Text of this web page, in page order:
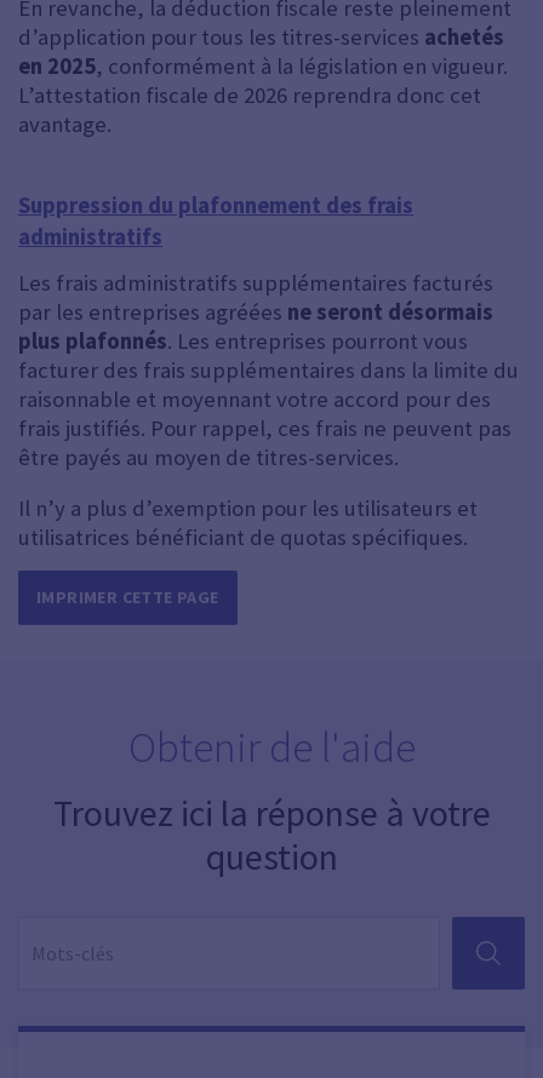
En revanche, la déduction fiscale reste pleinement
d’application pour tous les titres-services achetés
en 2025, conformément à la législation en vigueur.
L’attestation fiscale de 2026 reprendra donc cet
avantage.
Suppression du plafonnement des frais
administratifs
Les frais administratifs supplémentaires facturés
par les entreprises agréées ne seront désormais
plus plafonnés. Les entreprises pourront vous
facturer des frais supplémentaires dans la limite du
raisonnable et moyennant votre accord pour des
frais justifiés. Pour rappel, ces frais ne peuvent pas
être payés au moyen de titres-services.
Il n’y a plus d’exemption pour les utilisateurs et
utilisatrices bénéficiant de quotas spécifiques.
IMPRIMER CETTE PAGE
Obtenir de l'aide
Trouvez ici la réponse à votre
question